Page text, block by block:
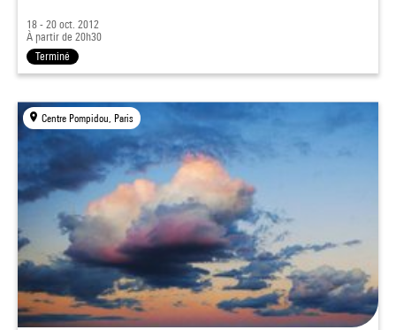
18 - 20 oct. 2012
À partir de 20h30
Terminé
Centre Pompidou, Paris